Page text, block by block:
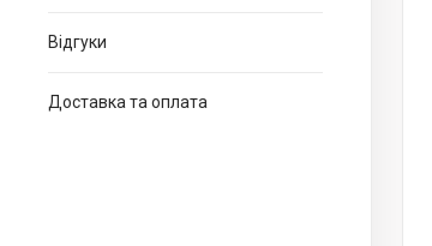
Відгуки
Доставка та оплата